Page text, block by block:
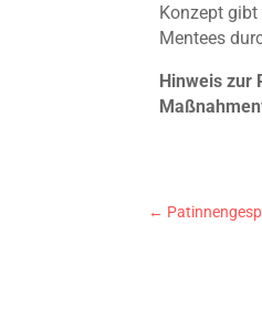
Konzept
Mentees
Hinweis zur
←